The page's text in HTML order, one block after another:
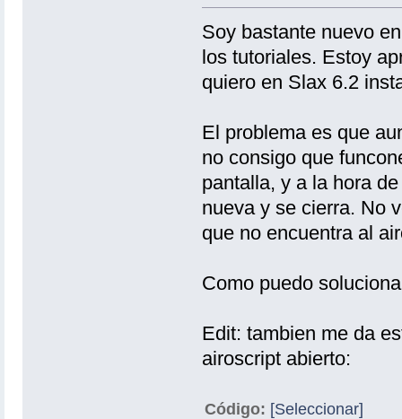
Soy bastante nuevo
los tutoriales. Estoy
quiero en Slax 6.2
El problema es que
no consigo que
pantalla, y a la hora
nueva y se cierra. No
que no encuentra al
Como puedo
Edit: tambien me da
airoscript abierto:
Código: [Seleccionar]